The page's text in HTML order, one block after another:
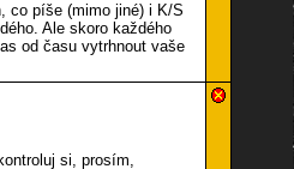
co píše (mimo jiné) i K/S
Ale skoro každého
od času vytrhnout vaše
si, prosím,